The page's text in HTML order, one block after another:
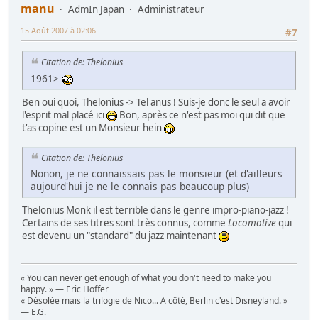
manu AdmIn Japan
Administrateur
#7
15 Août 2007 à 02:06
Citation de: Thelonius
1961>
Ben oui quoi, Thelonius -> Tel anus ! Suis-je donc le seul a avoir
l'esprit mal placé ici
Bon, après ce n'est pas moi qui dit que
t'as copine est un Monsieur hein
Citation de: Thelonius
Nonon, je ne connaissais pas le monsieur (et d'ailleurs
aujourd'hui je ne le connais pas beaucoup plus)
Thelonius Monk il est terrible dans le genre impro-piano-jazz !
Certains de ses titres sont très connus, comme Locomotivequi
est devenu un "standard" du jazz maintenant
« You can never get enough of what you don't need to make you
happy. » — Eric Hoffer
« Désolée mais la trilogie de Nico... A côté, Berlin c'est Disneyland. »
— E.G.